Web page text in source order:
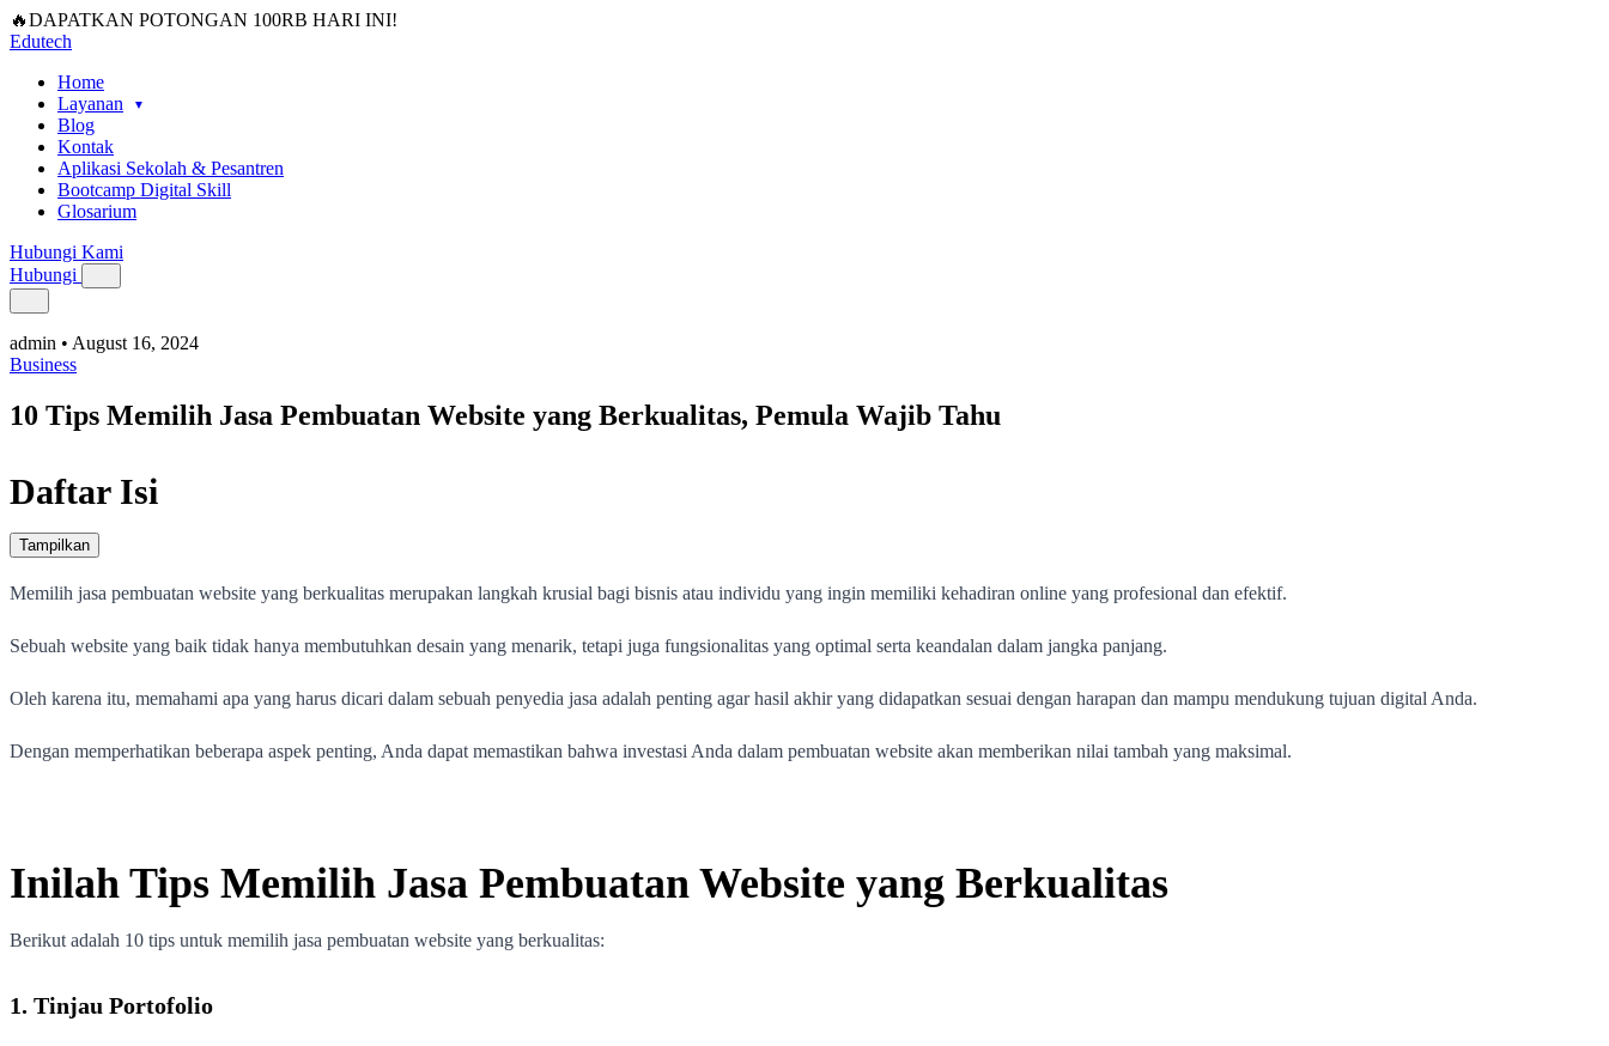
🔥DAPATKAN POTONGAN 100RB HARI INI!
Edutech
Home
Layanan
Blog
Kontak
Aplikasi Sekolah & Pesantren
Bootcamp Digital Skill
Glosarium
Hubungi Kami
Hubungi
admin • August 16, 2024
Business
10 Tips Memilih Jasa Pembuatan Website yang Berkualitas, Pemula Wajib Tahu
Daftar Isi
Tampilkan
Memilih jasa pembuatan website yang berkualitas merupakan langkah krusial bagi bisnis atau individu yang ingin memiliki kehadiran online yang profesional dan efektif.
Sebuah website yang baik tidak hanya membutuhkan desain yang menarik, tetapi juga fungsionalitas yang optimal serta keandalan dalam jangka panjang.
Oleh karena itu, memahami apa yang harus dicari dalam sebuah penyedia jasa adalah penting agar hasil akhir yang didapatkan sesuai dengan harapan dan mampu mendukung tujuan digital Anda.
Dengan memperhatikan beberapa aspek penting, Anda dapat memastikan bahwa investasi Anda dalam pembuatan website akan memberikan nilai tambah yang maksimal.
Inilah Tips Memilih Jasa Pembuatan Website yang Berkualitas
Berikut adalah 10 tips untuk memilih jasa pembuatan website yang berkualitas:
1. Tinjau Portofolio